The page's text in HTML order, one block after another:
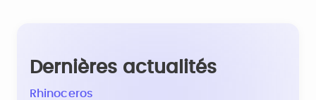
Dernières actualités
Rhinoceros